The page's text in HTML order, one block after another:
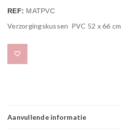
REF: MATPVC
Verzorgingskussen PVC 52 x 66 cm
Aanvullende informatie